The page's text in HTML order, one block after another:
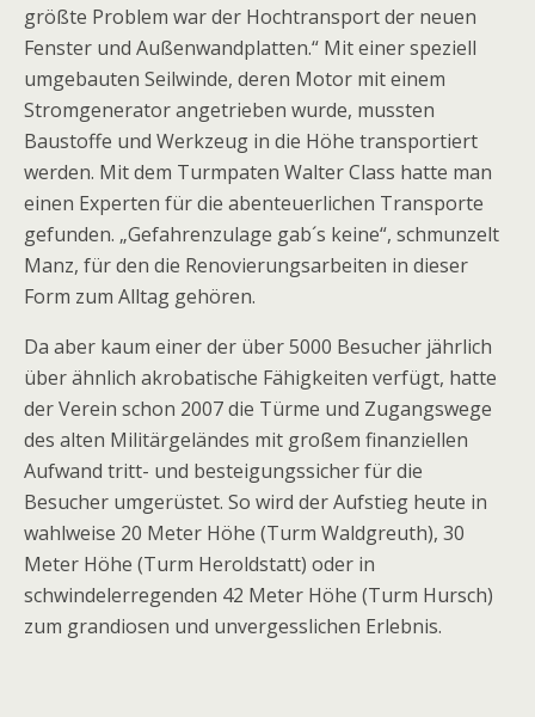
größte Problem war der Hochtrans­port der neuen
Fenster und Au­ßenwandplatten.“ Mit einer speziell
umgebauten Seilwinde, deren Motor mit einem
Stromgene­rator angetrieben wurde, mussten
Baustoffe und Werkzeug in die Höhe transportiert
werden. Mit dem Turmpaten Walter Class hatte man
einen Experten für die abenteuerli­chen Transporte
gefunden. „Ge­fah­renzulage gab´s keine“, schmun­zelt
Manz, für den die Renovierungsarbeiten in dieser
Form zum Alltag gehören.
Da aber kaum einer der über 5000 Besucher jährlich
über ähnlich akrobatische Fähigkeiten verfügt, hatte
der Verein schon 2007 die Türme und Zugangswege
des alten Militärgeländes mit großem finanziellen
Aufwand tritt- und besteigungssicher für die
Besucher umgerüstet. So wird der Aufstieg heute in
wahlweise 20 Meter Höhe (Turm Waldgreuth), 30
Meter Höhe (Turm Heroldstatt) oder in
schwindelerregenden 42 Meter Höhe (Turm Hursch)
zum grandiosen und unvergesslichen Erlebnis.